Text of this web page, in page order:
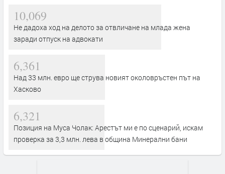
10,069
Не дадоха ход на делото за отвличане на млада жена
заради отпуск на адвокати
6,361
Над 33 млн. евро ще струва новият околовръстен път на
Хасково
6,321
Позиция на Муса Чолак: Арестът ми е по сценарий, искам
проверка за 3,3 млн. лева в община Минерални бани